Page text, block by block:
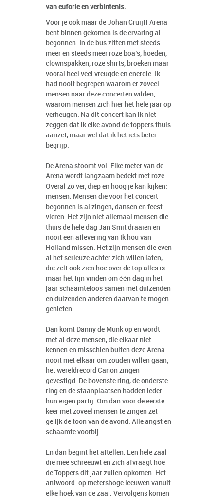
van euforie en verbintenis.
Voor je ook maar de Johan Cruijff Arena
bent binnen gekomen is de ervaring al
begonnen: In de bus zitten met steeds
meer en steeds meer roze boa’s, hoeden,
clownspakken, roze shirts, broeken maar
vooral heel veel vreugde en energie. Ik
had nooit begrepen waarom er zoveel
mensen naar deze concerten wilden,
waarom mensen zich hier het hele jaar op
verheugen. Na dit concert kan ik niet
zeggen dat ik elke avond de toppers thuis
aanzet, maar wel dat ik het iets beter
begrijp.
De Arena stoomt vol. Elke meter van de
Arena wordt langzaam bedekt met roze.
Overal zo ver, diep en hoog je kan kijken:
mensen. Mensen die voor het concert
begonnen is al zingen, dansen en feest
vieren. Het zijn niet allemaal mensen die
thuis de hele dag Jan Smit draaien en
nooit een aflevering van Ik hou van
Holland missen. Het zijn mensen die even
al het serieuze achter zich willen laten,
die zelf ook zien hoe over de top alles is
maar het fijn vinden om één dag in het
jaar schaamteloos samen met duizenden
en duizenden anderen daarvan te mogen
genieten.
Dan komt Danny de Munk op en wordt
met al deze mensen, die elkaar niet
kennen en misschien buiten deze Arena
nooit met elkaar om zouden willen gaan,
het wereldrecord Canon zingen
gevestigd. De bovenste ring, de onderste
ring en de staanplaatsen hadden ieder
hun eigen partij. Om dan voor de eerste
keer met zoveel mensen te zingen zet
gelijk de toon van de avond. Alle angst en
schaamte voorbij.
En dan begint het aftellen. Een hele zaal
die mee schreeuwt en zich afvraagt hoe
de Toppers dit jaar zullen opkomen. Het
antwoord: op metershoge leeuwen vanuit
elke hoek van de zaal. Vervolgens komen